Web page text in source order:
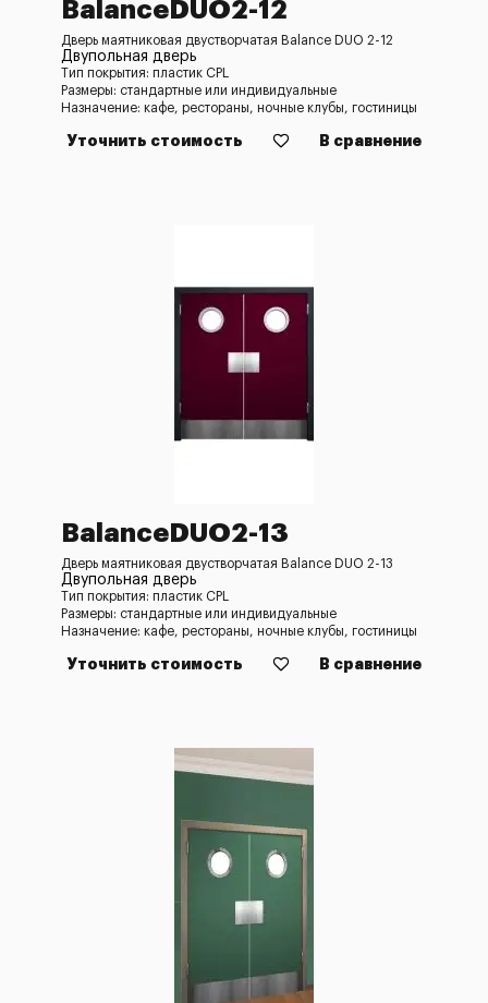
BalanceDUO2-12
Дверь маятниковая двустворчатая Balance DUO 2-12
Двупольная дверь
Тип покрытия: пластик CPL
Размеры: стандартные или индивидуальные
Назначение: кафе, рестораны, ночные клубы, гостиницы
Уточнить стоимость В сравнение
BalanceDUO2-13
Дверь маятниковая двустворчатая Balance DUO 2-13
Двупольная дверь
Тип покрытия: пластик CPL
Размеры: стандартные или индивидуальные
Назначение: кафе, рестораны, ночные клубы, гостиницы
Уточнить стоимость В сравнение